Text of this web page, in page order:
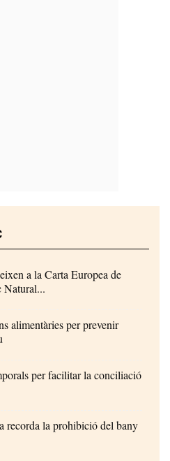
a la Carta Europea de
Natural...
alimentàries per prevenir
per facilitar la conciliació
recorda la prohibició del bany